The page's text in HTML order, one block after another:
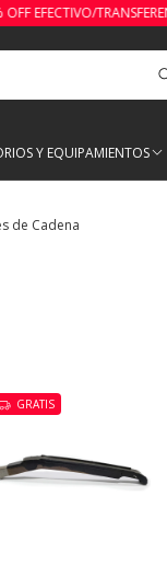
TRANSFERENCIA |
Y EQUIPAMIENTOS
de Cadena
GRATIS